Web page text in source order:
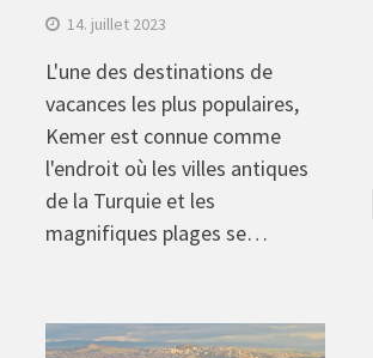
14. juillet 2023
L'une des destinations de
vacances les plus populaires,
Kemer est connue comme
l'endroit où les villes antiques
de la Turquie et les
magnifiques plages se…